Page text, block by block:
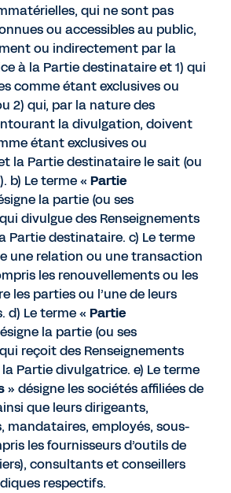
qui ne sont pas
ou accessibles au public,
ou indirectement par la
à la Partie destinataire et 1) qui
comme étant exclusives ou
2) qui, par la nature des
la divulgation, doivent
étant exclusives ou
la Partie destinataire le sait (ou
b) Le terme « Partie
la partie (ou ses
divulgue des Renseignements
Partie destinataire. c) Le terme
une relation ou une transaction
les renouvellements ou les
les parties ou l’une de leurs
d) Le terme « Partie
la partie (ou ses
reçoit des Renseignements
Partie divulgatrice. e) Le terme
» désigne les sociétés affiliées de
que leurs dirigeants,
mandataires, employés, sous-
les fournisseurs d’outils de
consultants et conseillers
respectifs.